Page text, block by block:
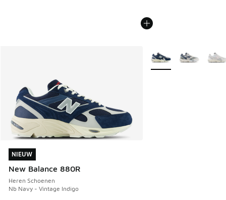
NIEUW
New Balance 880R
Heren Schoenen
Nb Navy - Vintage Indigo
NIEUW
Meer kleuren